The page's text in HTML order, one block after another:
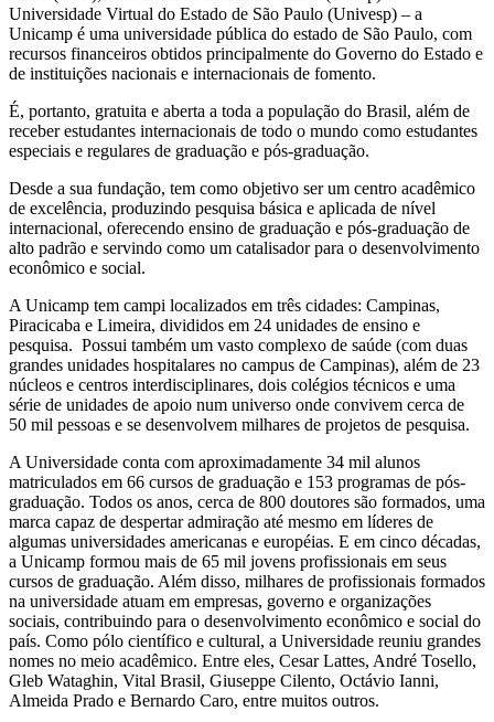
Universidade Virtual do Estado de São Paulo (Univesp) – a
Unicamp é uma universidade pública do estado de São Paulo, com
recursos financeiros obtidos principalmente do Governo do Estado e
de instituições nacionais e internacionais de fomento.
É, portanto, gratuita e aberta a toda a população do Brasil, além de
receber estudantes internacionais de todo o mundo como estudantes
especiais e regulares de graduação e pós-graduação.
Desde a sua fundação, tem como objetivo ser um centro acadêmico
de excelência, produzindo pesquisa básica e aplicada de nível
internacional, oferecendo ensino de graduação e pós-graduação de
alto padrão e servindo como um catalisador para o desenvolvimento
econômico e social.
A Unicamp tem campi localizados em três cidades: Campinas,
Piracicaba e Limeira, divididos em 24 unidades de ensino e
pesquisa. Possui também um vasto complexo de saúde (com duas
grandes unidades hospitalares no campus de Campinas), além de 23
núcleos e centros interdisciplinares, dois colégios técnicos e uma
série de unidades de apoio num universo onde convivem cerca de
50 mil pessoas e se desenvolvem milhares de projetos de pesquisa.
A Universidade conta com aproximadamente 34 mil alunos
matriculados em 66 cursos de graduação e 153 programas de pós-
graduação. Todos os anos, cerca de 800 doutores são formados, uma
marca capaz de despertar admiração até mesmo em líderes de
algumas universidades americanas e européias. E em cinco décadas,
a Unicamp formou mais de 65 mil jovens profissionais em seus
cursos de graduação. Além disso, milhares de profissionais formados
na universidade atuam em empresas, governo e organizações
sociais, contribuindo para o desenvolvimento econômico e social do
país. Como pólo científico e cultural, a Universidade reuniu grandes
nomes no meio acadêmico. Entre eles, Cesar Lattes, André Tosello,
Gleb Wataghin, Vital Brasil, Giuseppe Cilento, Octávio Ianni,
Almeida Prado e Bernardo Caro, entre muitos outros.